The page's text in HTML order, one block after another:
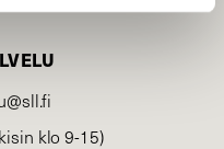
klo 9-15)